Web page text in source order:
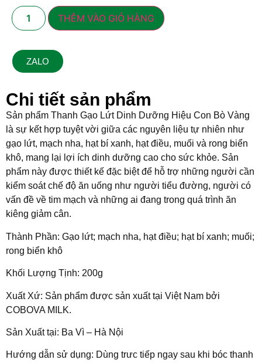
THÊM VÀO GIỎ HÀNG
ZALO
Chi tiết sản phẩm
Sản phẩm Thanh Gạo Lứt Dinh Dưỡng Hiệu Con Bò Vàng
là sự kết hợp tuyệt vời giữa các nguyên liệu tự nhiên như
gạo lứt, mạch nha, hạt bí xanh, hạt điều, muối và rong biển
khô, mang lại lợi ích dinh dưỡng cao cho sức khỏe. Sản
phẩm này được thiết kế đặc biệt để hỗ trợ những người cần
kiểm soát chế độ ăn uống như người tiểu đường, người có
vấn đề về tim mạch và những ai đang trong quá trình ăn
kiêng giảm cân.
Thành Phần: Gạo lứt; mạch nha, hạt điều; hạt bí xanh; muối;
rong biển khô
Khối Lượng Tịnh: 200g
Xuất Xứ: Sản phẩm được sản xuất tại Việt Nam bởi
COBOVA MILK.
Sản Xuất tại: Ba Vì – Hà Nội
Hướng dẫn sử dụng: Dùng trưc tiếp ngay sau khi bóc thanh